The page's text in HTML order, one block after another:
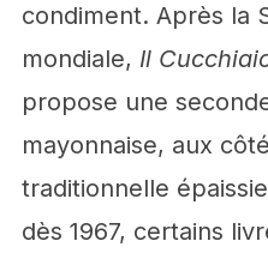
condiment. Après la
mondiale, Il
propose une
mayonnaise, aux
traditionnelle
dès 1967, certains